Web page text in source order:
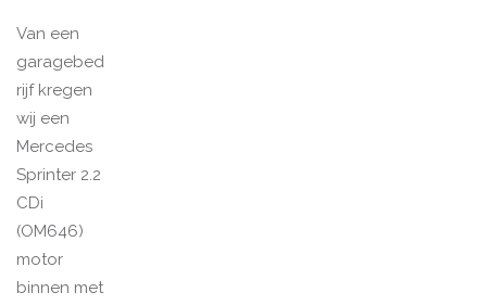
Van een
garagebed
rijf kregen
wij een
Mercedes
Sprinter 2.2
CDi
(OM646)
motor
binnen met